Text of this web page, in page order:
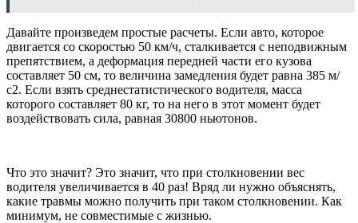
Давайте произведем простые расчеты. Если авто, которое
двигается со скоростью 50 км/ч, сталкивается с неподвижным
препятствием, а деформация передней части его кузова
составляет 50 см, то величина замедления будет равна 385 м/
с2. Если взять среднестатистического водителя, масса
которого составляет 80 кг, то на него в этот момент будет
воздействовать сила, равная 30800 ньютонов.
Что это значит? Это значит, что при столкновении вес
водителя увеличивается в 40 раз! Вряд ли нужно объяснять,
какие травмы можно получить при таком столкновении. Как
минимум, не совместимые с жизнью.